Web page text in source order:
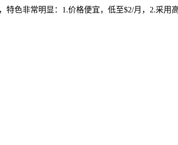
色非常明显：1.价格便宜，低至$2/月，2.采用